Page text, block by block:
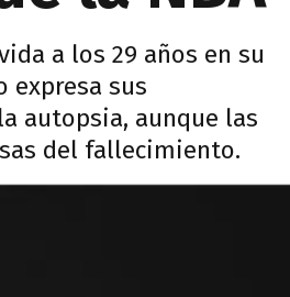
a los 29 años en su
expresa sus
autopsia, aunque las
del fallecimiento.